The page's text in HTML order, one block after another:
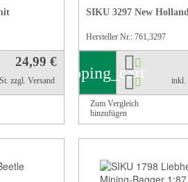
24,99 €
zzgl. Versand
SIKU 3297 New
Hersteller Nr.: 761,3297
inkl.
shopping_cart
Zum Vergleich
hinzufügen